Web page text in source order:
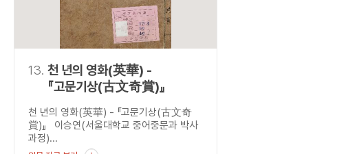
13. 천 년의 영화(英華) -
『고문기상(古文奇賞)』
천 년의 영화(英華) - 『고문기상(古文奇
賞)』 이승연(서울대학교 중어중문과 박사
과정)...